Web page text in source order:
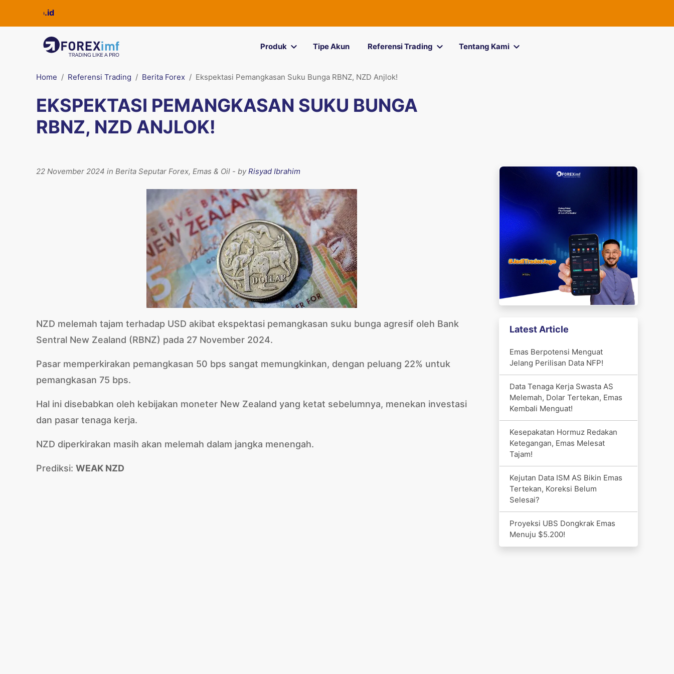
Produk Tipe Akun Referensi Trading Tentang Kami
Home Referensi Trading Berita Forex Ekspektasi Pemangkasan Suku Bunga RBNZ, NZD Anjlok!
EKSPEKTASI PEMANGKASAN SUKU BUNGA
RBNZ, NZD ANJLOK!
22 November 2024 in Berita Seputar Forex, Emas & Oil - byRisyad Ibrahim
NZD melemah tajam terhadap USD akibat ekspektasi pemangkasan suku bunga agresif oleh Bank
Sentral New Zealand (RBNZ) pada 27 November 2024.
Pasar memperkirakan pemangkasan 50 bps sangat memungkinkan, dengan peluang 22% untuk
pemangkasan 75 bps.
Hal ini disebabkan oleh kebijakan moneter New Zealand yang ketat sebelumnya, menekan investasi
dan pasar tenaga kerja.
NZD diperkirakan masih akan melemah dalam jangka menengah.
Prediksi: WEAK NZD
Latest Article
Emas Berpotensi Menguat
Jelang Perilisan Data NFP!
Data Tenaga Kerja Swasta AS
Melemah, Dolar Tertekan, Emas
Kembali Menguat!
Kesepakatan Hormuz Redakan
Ketegangan, Emas Melesat
Tajam!
Kejutan Data ISM AS Bikin Emas
Tertekan, Koreksi Belum
Selesai?
Proyeksi UBS Dongkrak Emas
Menuju $5.200!